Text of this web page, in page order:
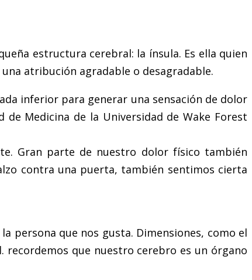
estructura cerebral: la ínsula. Es ella quien
atribución agradable o desagradable.
inferior para generar una sensación de dolor
Medicina de la Universidad de Wake Forest
Gran parte de nuestro dolor físico también
contra una puerta, también sentimos cierta
persona que nos gusta. Dimensiones, como el
recordemos que nuestro cerebro es un órgano